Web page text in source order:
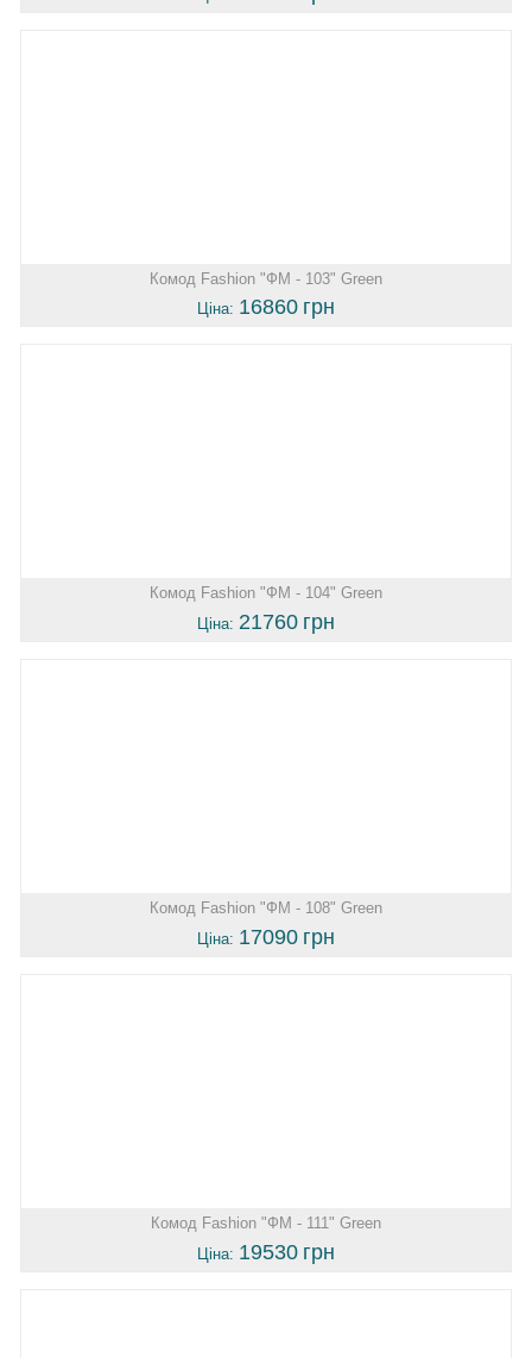
Комод Fashion "ФМ - 103" Green
Ціна: 16860 грн
Комод Fashion "ФМ - 104" Green
Ціна: 21760 грн
Комод Fashion "ФМ - 108" Green
Ціна: 17090 грн
Комод Fashion "ФМ - 111" Green
Ціна: 19530 грн